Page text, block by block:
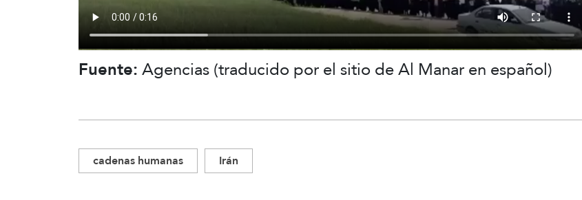
Fuente:Agencias (traducido por el sitio de Al Manar en español)
cadenas humanas Irán